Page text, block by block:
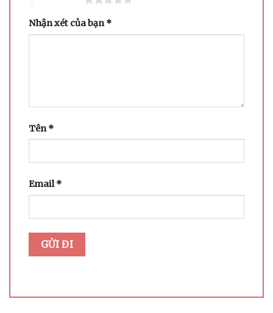
Nhận xét của bạn*
Tên*
Email*